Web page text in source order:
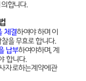
합니다.
체결하여야 하며 이
을 무효로 합니다.
납부하여야하며, 계
합니다.
자로하는계약에관